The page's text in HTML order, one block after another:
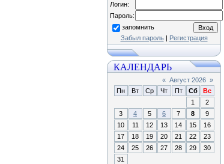
Логин:
Пароль:
запомнить
Забыл пароль| Регистрация
КАЛЕНДАРЬ
« Август 2026 »
Пн
Вт Ср Чт Пт Сб
Вс
1
2
3
4 5 6 7 8
9
10
11 12 13 14 15
16
17
18 19 20 21 22
23
24
25 26 27 28 29
30
31